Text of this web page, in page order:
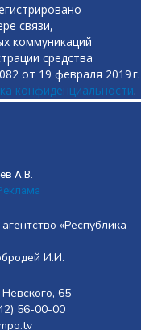
связи,
коммуникаций
средства
от 19 февраля 2019 г.
конфиденциальности.
А.В.
«Республика
И.И.
65
56-00-00